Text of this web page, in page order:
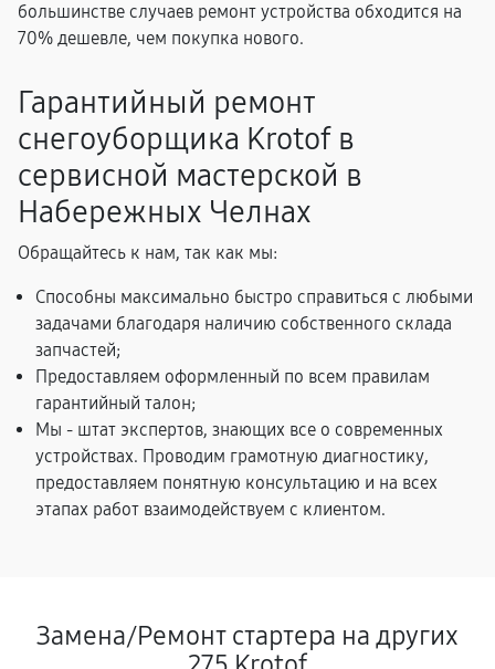
большинстве случаев ремонт устройства обходится на
70% дешевле, чем покупка нового.
Гарантийный ремонт
снегоуборщика Krotof в
сервисной мастерской в
Набережных Челнах
Обращайтесь к нам, так как мы:
Способны максимально быстро справиться с любыми
задачами благодаря наличию собственного склада
запчастей;
Предоставляем оформленный по всем правилам
гарантийный талон;
Мы - штат экспертов, знающих все о современных
устройствах. Проводим грамотную диагностику,
предоставляем понятную консультацию и на всех
этапах работ взаимодействуем с клиентом.
Замена/Pемонт стартера на других